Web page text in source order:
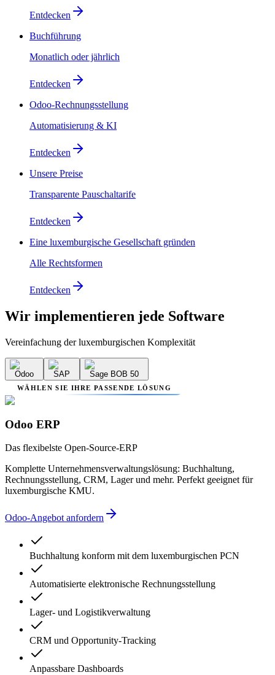
Entdecken
Buchführung
Monatlich oder jährlich
Entdecken
Odoo-Rechnungsstellung
Automatisierung & KI
Entdecken
Unsere Preise
Transparente Pauschaltarife
Entdecken
Eine luxemburgische Gesellschaft gründen
Alle Rechtsformen
Entdecken
Wir implementieren jede Software
Vereinfachung der luxemburgischen Komplexität
Odoo SAP Sage BOB 50
WÄHLEN SIE IHRE PASSENDE LÖSUNG
Odoo ERP
Das flexibelste Open-Source-ERP
Komplette Unternehmensverwaltungslösung: Buchhaltung,
Rechnungsstellung, CRM, Lager und mehr. Perfekt geeignet für
luxemburgische KMU.
Odoo-Angebot anfordern
Buchhaltung konform mit dem luxemburgischen PCN
Automatisierte elektronische Rechnungsstellung
Lager- und Logistikverwaltung
CRM und Opportunity-Tracking
Anpassbare Dashboards